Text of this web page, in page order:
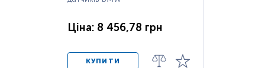
Ціна: 8 456,78 грн
КУПИТИ